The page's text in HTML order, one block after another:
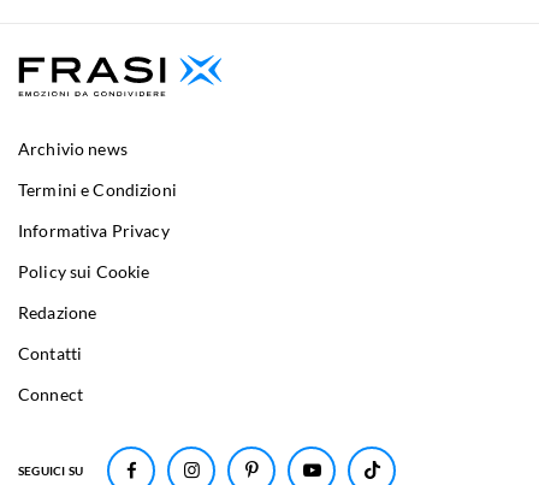
SEGUICI SU
Archivio news
Termini e Condizioni
Informativa Privacy
Policy sui Cookie
Redazione
Contatti
Connect